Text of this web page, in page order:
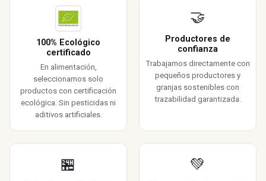
100% Ecológico
certificado
En alimentación,
seleccionamos solo
productos con certificación
ecológica. Sin pesticidas ni
aditivos artificiales.
🤝
Productores de
confianza
Trabajamos directamente con
pequeños productores y
granjas sostenibles con
trazabilidad garantizada.
🏪 💚